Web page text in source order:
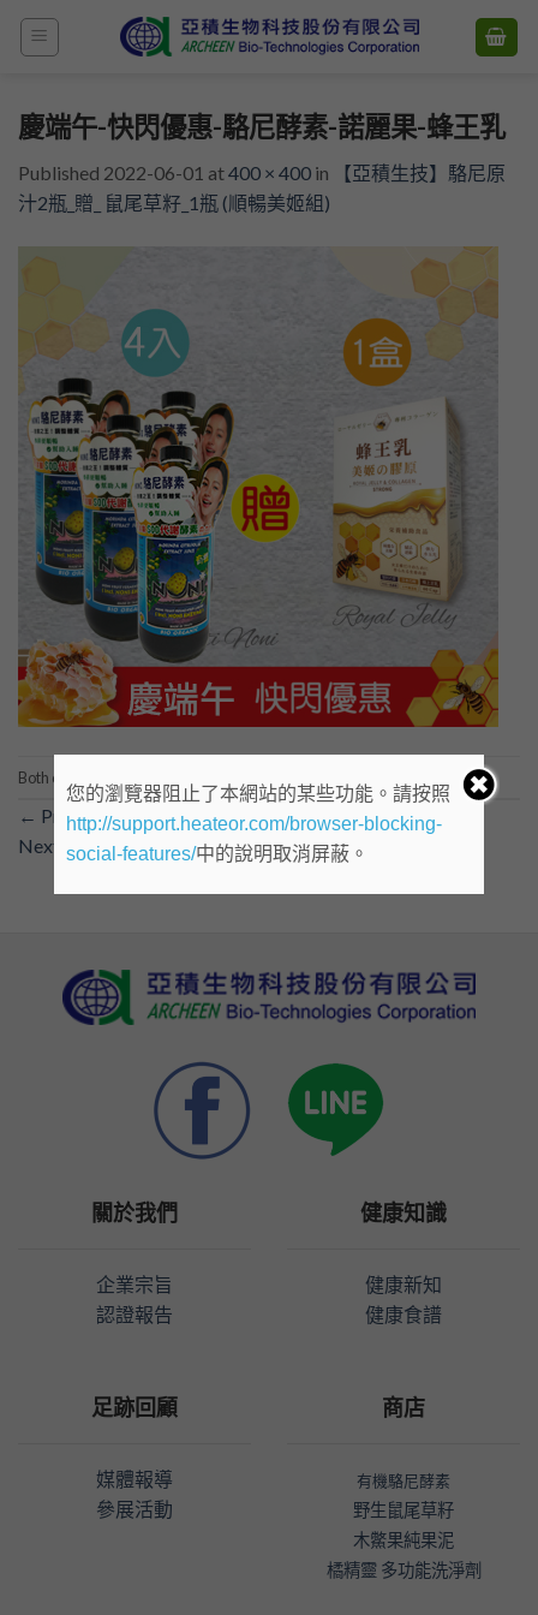
Skip
慶端午-快閃優惠-駱尼酵素-諾麗果-蜂王乳
Published 2022-06-01 at400 × 400 in
【亞積生技】駱尼原
汁2瓶_贈_ 鼠尾草籽_1瓶 (順暢美姬組)
Both comments and trackbacks are currently closed.
← Previous
Next →
關於我們
企業宗旨
認證報告
健康知識
健康新知
健康食譜
足跡回顧
媒體報導
參展活動
商店
有機駱尼酵素
野生鼠尾草籽
木鱉果純果泥
橘精靈 多功能洗淨劑
您的瀏覽器阻止了本網站的某些功能。請按照
http://support.heateor.com/browser-blocking-
social-features/中的說明取消屏蔽。